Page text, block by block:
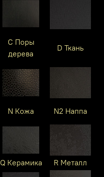
C Поры
дерева
D Ткань
N Кожа N2 Наппа
Q Керамика R Металл